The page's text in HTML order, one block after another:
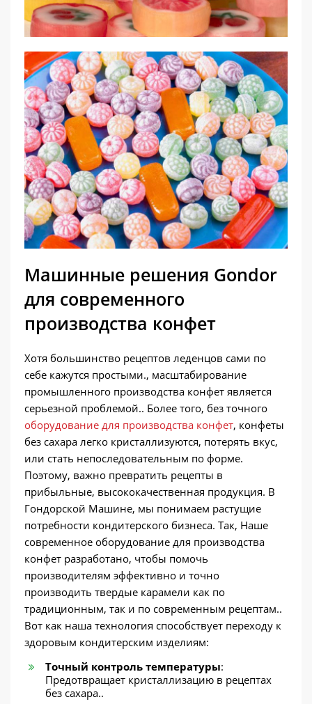
Машинные решения Gondor
для современного
производства конфет
Хотя большинство рецептов леденцов сами по
себе кажутся простыми., масштабирование
промышленного производства конфет является
серьезной проблемой.. Более того, без точного
оборудование для производства конфет, конфеты
без сахара легко кристаллизуются, потерять вкус,
или стать непоследовательным по форме.
Поэтому, важно превратить рецепты в
прибыльные, высококачественная продукция. В
Гондорской Машине, мы понимаем растущие
потребности кондитерского бизнеса. Так, Наше
современное оборудование для производства
конфет разработано, чтобы помочь
производителям эффективно и точно
производить твердые карамели как по
традиционным, так и по современным рецептам..
Вот как наша технология способствует переходу к
здоровым кондитерским изделиям:
Точный контроль температуры:
Предотвращает кристаллизацию в рецептах
без сахара..